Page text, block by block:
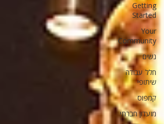
Getting
Started
Your
Community
נשים
חלל עבודה
שיתופי
קמפוס
מועדון חברתי